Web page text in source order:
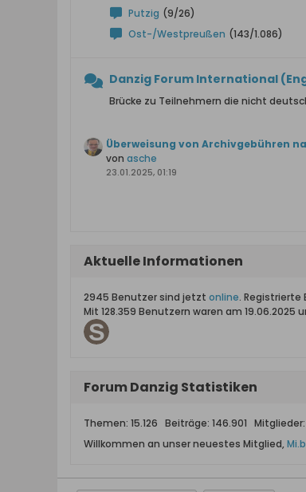
Putzig (9/26)
Ost-/Westpreußen (143/1.086)
Danzig Forum International
Brücke zu Teilnehmern die nicht
Überweisung von Archivgebühren
von asche
23.01.2025, 01:19
Aktuelle Informationen
2945 Benutzer sind jetzt online. Registrierte
Mit 128.359 Benutzern waren am
Forum Danzig Statistiken
Themen: 15.126 Beiträge: 146.901
Willkommen an unser neuestes Mitglied,